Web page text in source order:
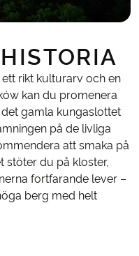
rikt kulturarv och en
kan du promenera
gamla kungaslottet
på de livliga
att smaka på
stöter du på kloster,
fortfarande lever –
berg med helt